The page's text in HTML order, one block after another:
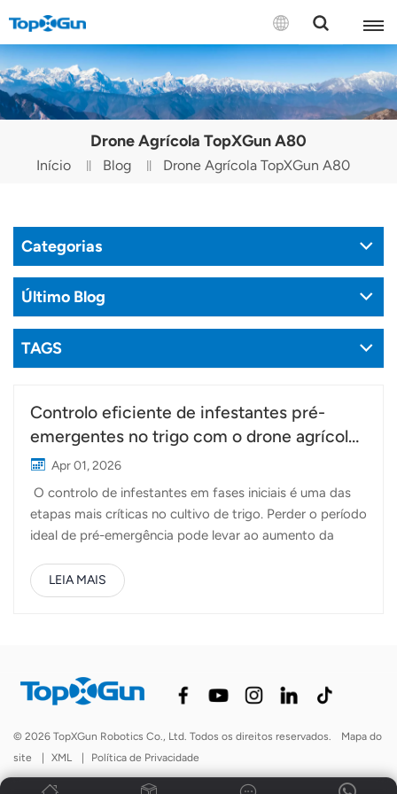
CONTACTE-NOS
English
Español
Português(Portugal)
Português(Brasil)
Drone Agrícola TopXGun A80
Início Blog Drone Agrícola TopXGun A80
Categorias
Último Blog
TAGS
Controlo eficiente de infestantes pré-
emergentes no trigo com o drone agrícola
A80Apr 01, 2026
O controlo de infestantes em fases iniciais é uma das
etapas mais críticas no cultivo de trigo. Perder o período
ideal de pré-emergência pode levar ao aumento da
consequentemente, à redução da produtividade. Para os
produtores que gerem grandes áreas com prazos
rápida e eficaz durante esta fase crucial. Combinando
um desempenho de voo estável com um sistema de
consistente em toda a área, garantindo que os
herbicidas são aplicados no momento certo e da forma
correta. Na fase pré-emergente, o momento certo é
LEIA MAIS
© 2026 TopXGun Robotics Co., Ltd. Todos os direitos reservados.
Mapa do
site
| XML | Política de Privacidade